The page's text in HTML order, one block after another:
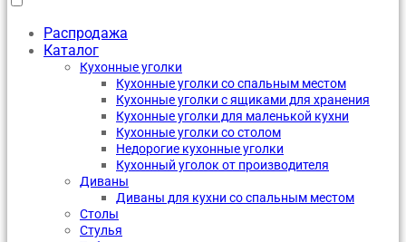
Распродажа
Каталог
Кухонные уголки
Кухонные уголки со спальным местом
Кухонные уголки с ящиками для хранения
Кухонные уголки для маленькой кухни
Кухонные уголки со столом
Недорогие кухонные уголки
Кухонный уголок от производителя
Диваны
Диваны для кухни со спальным местом
Столы
Стулья